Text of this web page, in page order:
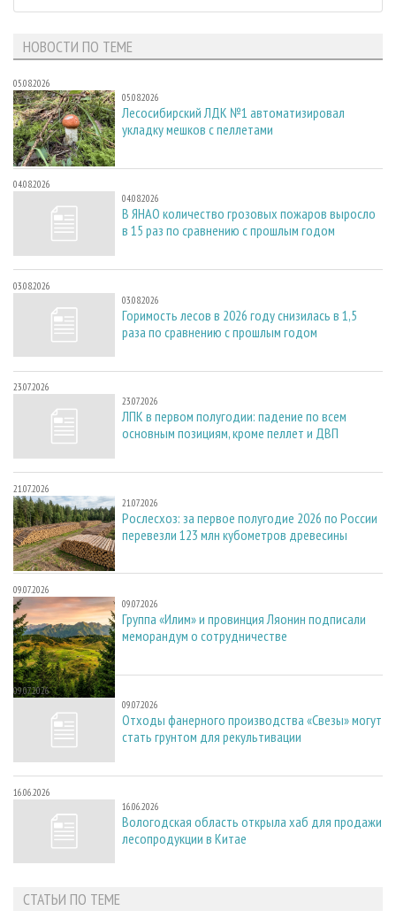
НОВОСТИ ПО ТЕМЕ
05.08.2026
05.08.2026
Лесосибирский ЛДК №1 автоматизировал
укладку мешков с пеллетами
04.08.2026
04.08.2026
В ЯНАО количество грозовых пожаров выросло
в 15 раз по сравнению с прошлым годом
03.08.2026
03.08.2026
Горимость лесов в 2026 году снизилась в 1,5
раза по сравнению с прошлым годом
23.07.2026
23.07.2026
ЛПК в первом полугодии: падение по всем
основным позициям, кроме пеллет и ДВП
21.07.2026
21.07.2026
Рослесхоз: за первое полугодие 2026 по России
перевезли 123 млн кубометров древесины
09.07.2026
09.07.2026
Группа «Илим» и провинция Ляонин подписали
меморандум о сотрудничестве
09.07.2026
09.07.2026
Отходы фанерного производства «Свезы» могут
стать грунтом для рекультивации
16.06.2026
16.06.2026
Вологодская область открыла хаб для продажи
лесопродукции в Китае
СТАТЬИ ПО ТЕМЕ